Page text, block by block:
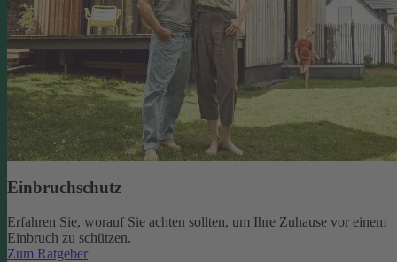
Einbruchschutz
Erfahren Sie, worauf Sie achten sollten, um Ihre Zuhause vor einem
Einbruch zu schützen.
Zum Ratgeber